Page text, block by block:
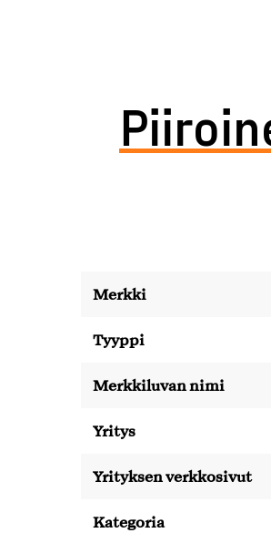
Merkki
Tyyppi
Merkkiluvan nimi
Yritys
Yrityksen verkkosivut
Kategoria